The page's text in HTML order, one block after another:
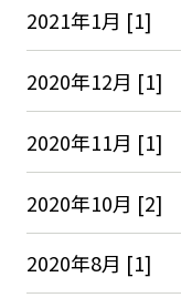
2021年1月 [1]
2020年12月 [1]
2020年11月 [1]
2020年10月 [2]
2020年8月 [1]